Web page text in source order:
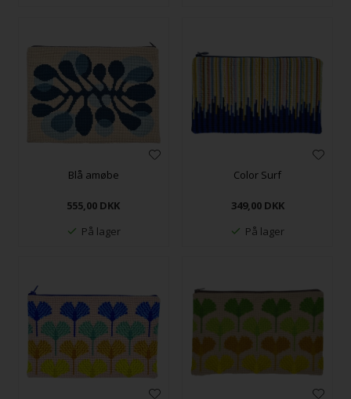
Blå amøbe
555,00 DKK
På lager
Color Surf
349,00 DKK
På lager